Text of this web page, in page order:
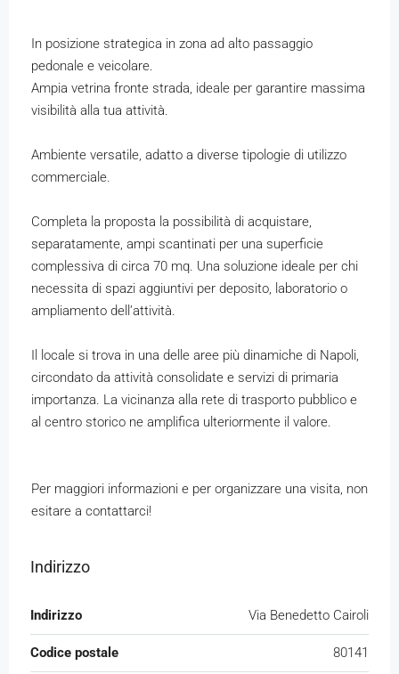
In posizione strategica in zona ad alto passaggio
pedonale e veicolare.
Ampia vetrina fronte strada, ideale per garantire massima
visibilità alla tua attività.
Ambiente versatile, adatto a diverse tipologie di utilizzo
commerciale.
Completa la proposta la possibilità di acquistare,
separatamente, ampi scantinati per una superficie
complessiva di circa 70 mq. Una soluzione ideale per chi
necessita di spazi aggiuntivi per deposito, laboratorio o
ampliamento dell’attività.
Il locale si trova in una delle aree più dinamiche di Napoli,
circondato da attività consolidate e servizi di primaria
importanza. La vicinanza alla rete di trasporto pubblico e
al centro storico ne amplifica ulteriormente il valore.
Per maggiori informazioni e per organizzare una visita, non
esitare a contattarci!
Indirizzo
Indirizzo Via Benedetto Cairoli
Codice postale 80141